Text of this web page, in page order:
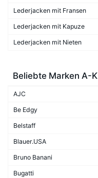
Lederjacken mit Fransen
Lederjacken mit Kapuze
Lederjacken mit Nieten
Beliebte Marken A-K
AJC
Be Edgy
Belstaff
Blauer.USA
Bruno Banani
Bugatti